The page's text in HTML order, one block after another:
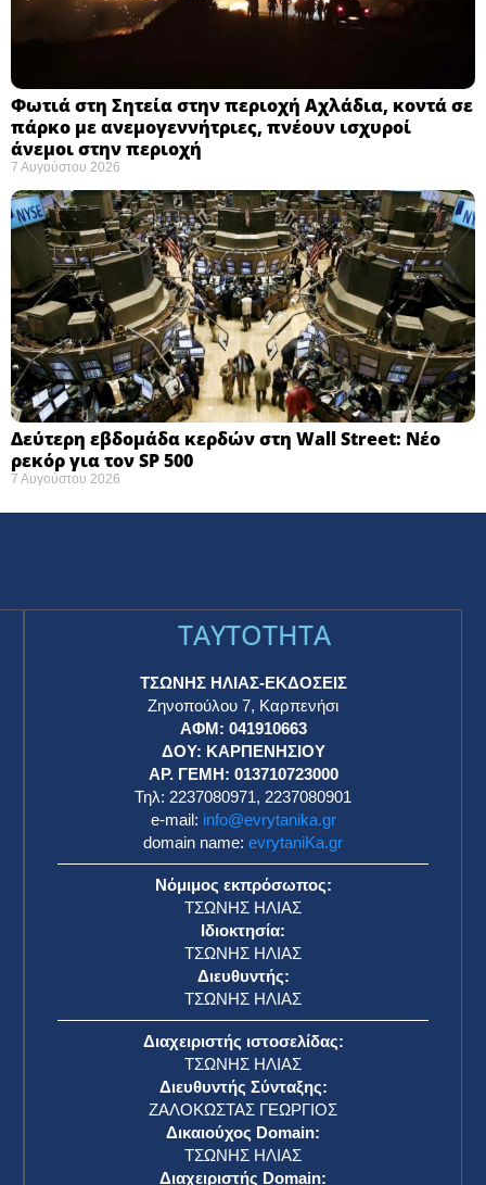
Φωτιά στη Σητεία στην περιοχή Αχλάδια, κοντά σε
πάρκο με ανεμογεννήτριες, πνέουν ισχυροί
άνεμοι στην περιοχή
7 Αυγούστου 2026
Δεύτερη εβδομάδα κερδών στη Wall Street: Νέο
ρεκόρ για τον SP 500
7 Αυγούστου 2026
TAYTOTHTA
ΤΣΩΝΗΣ ΗΛΙΑΣ-ΕΚΔΟΣΕΙΣ
Ζηνοπούλου 7, Καρπενήσι
ΑΦΜ: 041910663
ΔΟΥ: ΚΑΡΠΕΝΗΣΙΟΥ
ΑΡ. ΓΕΜΗ: 013710723000
Τηλ: 2237080971, 2237080901
e-mail: info@evrytanika.gr
domain name: evrytaniKa.gr
Νόμιμος εκπρόσωπος:
ΤΣΩΝΗΣ ΗΛΙΑΣ
Ιδιοκτησία:
ΤΣΩΝΗΣ ΗΛΙΑΣ
Διευθυντής:
ΤΣΩΝΗΣ ΗΛΙΑΣ
Διαχειριστής ιστοσελίδας:
ΤΣΩΝΗΣ ΗΛΙΑΣ
Διευθυντής Σύνταξης:
ΖΑΛΟΚΩΣΤΑΣ ΓΕΩΡΓΙΟΣ
Δικαιούχος Domain:
ΤΣΩΝΗΣ ΗΛΙΑΣ
Διαχειριστής Domain: